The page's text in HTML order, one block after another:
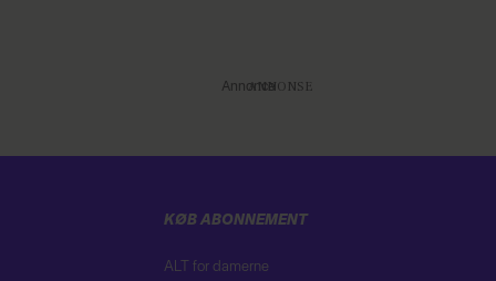
Annonce
KØB ABONNEMENT
ALT for damerne